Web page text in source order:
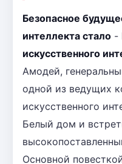
Безопасное
интеллекта стало -
искусственного
Амодей,
одной из ведущих
искусственного
Белый дом и
Основной